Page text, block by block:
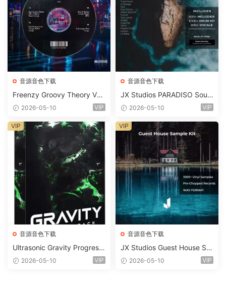
音源音色下载
Freenzy Groovy Theory Vol.
2 WAV
2026-05-10 VIP
音源音色下载
JX Studios PARADISO Soun
d Kit MULTiFORMAT-FANTA
2026-05-10 VIP
音源音色下载
Ultrasonic Gravity Progressi
ve House Sample Pack Ulti
2026-05-10 VIP
VIP
音源音色下载
JX Studios Guest House Sa
mples WAV-FANTASTiC
2026-05-10 VIP
VIP